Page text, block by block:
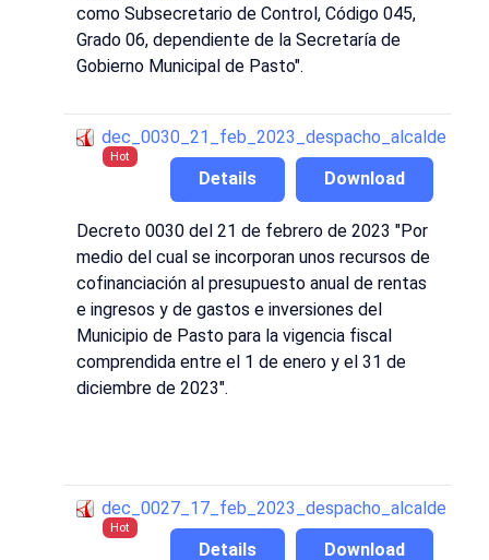
como Subsecretario de Control, Código 045,
Grado 06, dependiente de la Secretaría de
Gobierno Municipal de Pasto".
dec_0030_21_feb_2023_despacho_alcalde
Hot
Download
Details
Decreto 0030 del 21 de febrero de 2023 "Por
medio del cual se incorporan unos recursos de
cofinanciación al presupuesto anual de rentas
e ingresos y de gastos e inversiones del
Municipio de Pasto para la vigencia fiscal
comprendida entre el 1 de enero y el 31 de
diciembre de 2023".
dec_0027_17_feb_2023_despacho_alcalde
Hot
Download
Details